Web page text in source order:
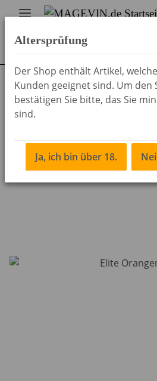
Zurück zur Liste Hausspirituosen
Altersprüfung
Der Shop enthält Artikel,
Kunden geeignet sind. Um den
bestätigen Sie bitte, das Sie
sind.
Ja, ich bin über 18.